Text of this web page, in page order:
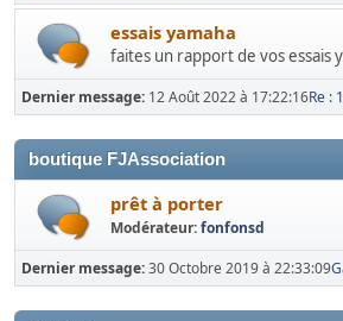
essais yamaha
faites un rapport de vos essais
Dernier message: 12 Août 2022 à 17:22:16Re :
boutique FJAssociation
prêt à porter
Modérateur:fonfonsd
Dernier message:30 Octobre 2019 à 22:33:09